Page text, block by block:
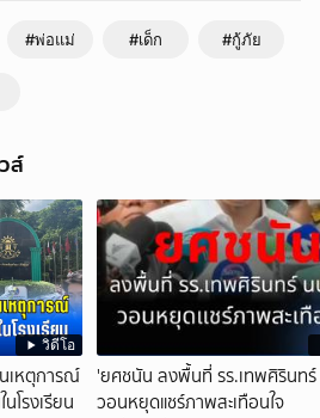
#พ่อแม่ #เด็ก #กู้ภัย
ส์
วิดีโอ
เหตุการณ์
โรงเรียน
'ยศชนัน ลงพื้นที่ รร.เทพศิรินท
วอนหยุดแชร์ภาพสะเทือนใจ